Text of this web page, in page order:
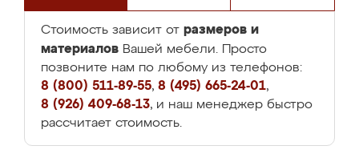
Стоимость зависит от размеров и
материалов Вашей мебели. Просто
позвоните нам по любому из телефонов:
8 (800) 511-89-55, 8 (495) 665-24-01,
8 (926) 409-68-13, и наш менеджер быстро
рассчитает стоимость.